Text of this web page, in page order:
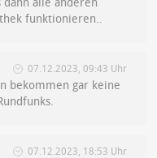
funktionieren..
07.12.2023, 09:43 Uhr
bekommen gar keine
07.12.2023, 18:53 Uhr